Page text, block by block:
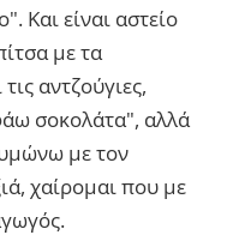
Και είναι αστείο
με τα
αντζούγιες,
σοκολάτα", αλλά
με τον
χαίρομαι που με